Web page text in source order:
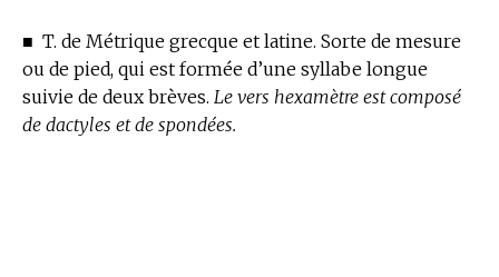
■ T. de Métrique grecque et latine. Sorte de mesure
ou de pied, qui est formée d’une syllabe longue
suivie de deux brèves. Le vers hexamètre est composé
de dactyles et de spondées.